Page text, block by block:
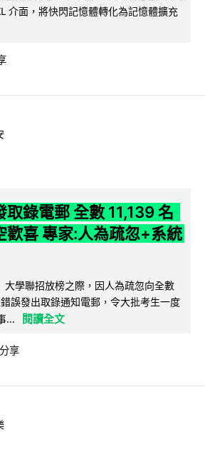
介面，將快閃記憶體轉化為記憶體擴充
取錄電郵 全數 11,139 名
歡喜 專家:人為疏忽+系統
大學聯招放榜之際，因人為疏忽向全數
誤發出取錄通知電郵，令大批考生一度
...
閱讀全文
分享